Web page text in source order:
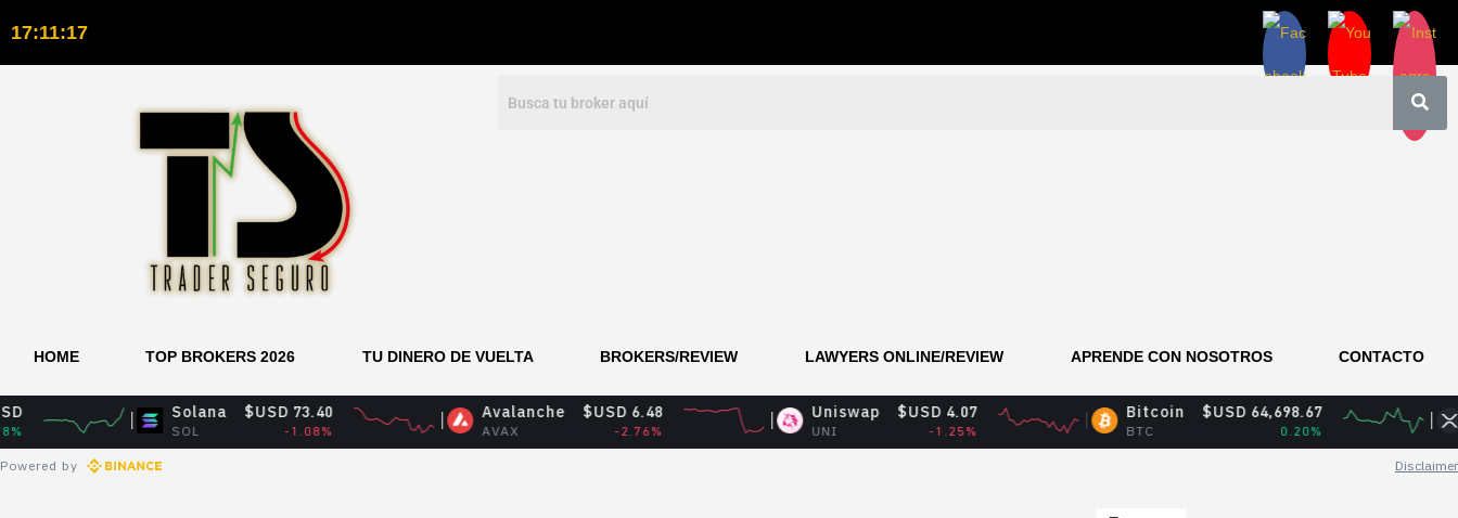
17:11:18
HOME TOP BROKERS 2026 TU DINERO DE VUELTA BROKERS/REVIEW LAWYERS ONLINE/REVIEW APRENDE CON NOSOTROS CONTACTO
Solana
SOL
$USD 73.40
-1.08%
Avalanche
AVAX
$USD 6.48
-2.76%
Uniswap $USD 4.07
-1.25% BTC
$USD 64,698.67 XRP
-
Powered by Disclaimer